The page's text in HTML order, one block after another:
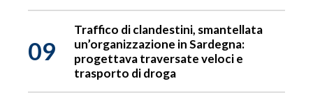
09
Traffico di clandestini, smantellata
un’organizzazione in Sardegna:
progettava traversate veloci e
trasporto di droga